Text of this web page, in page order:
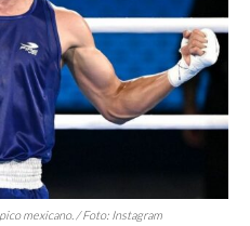
mexicano. / Foto: Instagram